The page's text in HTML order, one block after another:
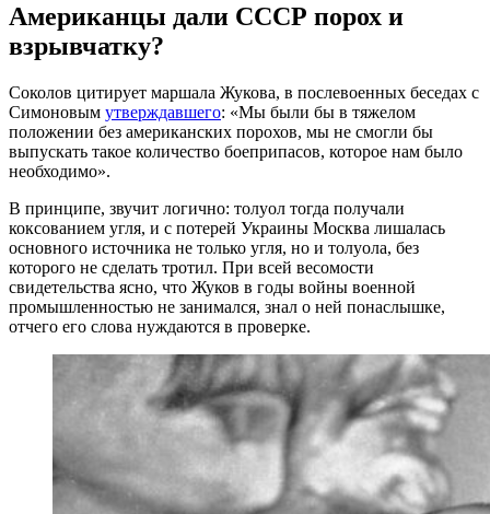
Американцы дали СССР порох и
взрывчатку?
Соколов цитирует маршала Жукова, в послевоенных беседах с
Симоновым утверждавшего: «Мы были бы в тяжелом
положении без американских порохов, мы не смогли бы
выпускать такое количество боеприпасов, которое нам было
необходимо».
В принципе, звучит логично: толуол тогда получали
коксованием угля, и с потерей Украины Москва лишалась
основного источника не только угля, но и толуола, без
которого не сделать тротил. При всей весомости
свидетельства ясно, что Жуков в годы войны военной
промышленностью не занимался, знал о ней понаслышке,
отчего его слова нуждаются в проверке.